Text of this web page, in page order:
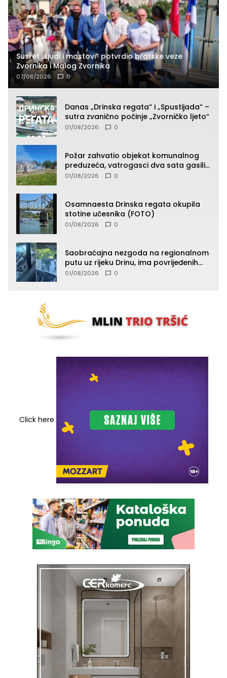
Susret „Ljudi i mostovi“ potvrdio bratske veze
Zvornika i Malog Zvornika
07/08/2026 0
Danas „Drinska regata“ i „Spustijada“ –
sutra zvanično počinje „Zvorničko ljeto“
01/08/2026 0
Požar zahvatio objekat komunalnog
preduzeća, vatrogasci dva sata gasili
vatru (FOTO)
01/08/2026 0
Osamnaesta Drinska regata okupila
stotine učesnika (FOTO)
01/08/2026 0
Saobraćajna nezgoda na regionalnom
putu uz rijeku Drinu, ima povrijeđenih
lica (FOTO)
01/08/2026 0
Click here